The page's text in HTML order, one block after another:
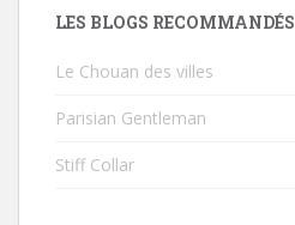
LES BLOGS RECOMMANDÉS
Le Chouan des villes
Parisian Gentleman
Stiff Collar